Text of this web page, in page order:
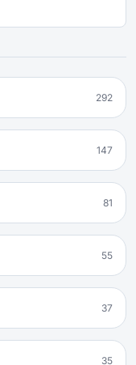
292
147
81
55
37
35